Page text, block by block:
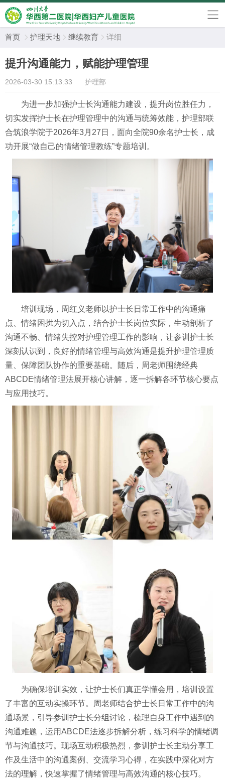
首页  护理天地  继续教育  详细
提升沟通能力，赋能护理管理
2026-03-30 15:13:33 护理部
为进一步加强护士长沟通能力建设，提升岗位胜任力，
切实发挥护士长在护理管理中的沟通与统筹效能，护理部联
合筑浪学院于2026年3月27日，面向全院90余名护士长，成
功开展“做自己的情绪管理教练”专题培训。
培训现场，周红义老师以护士长日常工作中的沟通痛
点、情绪困扰为切入点，结合护士长岗位实际，生动剖析了
沟通不畅、情绪失控对护理管理工作的影响，让参训护士长
深刻认识到，良好的情绪管理与高效沟通是提升护理管理质
量、保障团队协作的重要基础。随后，周老师围绕经典
ABCDE情绪管理法展开核心讲解，逐一拆解各环节核心要点
与应用技巧。
为确保培训实效，让护士长们真正学懂会用，培训设置
了丰富的互动实操环节。周老师结合护士长日常工作中的沟
通场景，引导参训护士长分组讨论，梳理自身工作中遇到的
沟通难题，运用ABCDE法逐步拆解分析，练习科学的情绪调
节与沟通技巧。现场互动积极热烈，参训护士长主动分享工
作及生活中的沟通案例、交流学习心得，在实践中深化对方
法的理解，快速掌握了情绪管理与高效沟通的核心技巧。